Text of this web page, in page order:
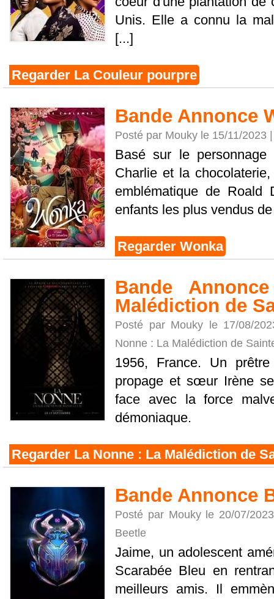
Unis. Elle a connu la
[...]
Regarder La Couleur pourpre
Bande Annonce
Posté par Mouky le 15/11/2023
Basé sur le personnage
Charlie et la
emblématique de
enfants les plus vendus
Regarder Wonka
Bande
Malédiction de
Posté par Mouky le 17/08/
Nonne : La Malédiction de
1956, France. Un
propage et sœur Irène
face avec la force
démoniaque.
Regarder La Nonne : La Malédiction de
Bande Annonce
Posté par Mouky le 20/07/
Beetle
Jaime, un adolescent
Scarabée Bleu en
meilleurs amis. Il